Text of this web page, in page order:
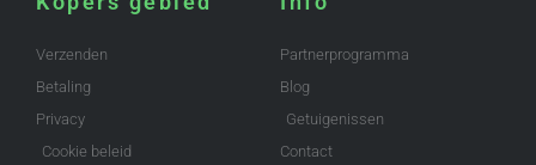
Verzenden
Betaling
Privacy
Cookie beleid
Partnerprogramma
Blog
Getuigenissen
Contact